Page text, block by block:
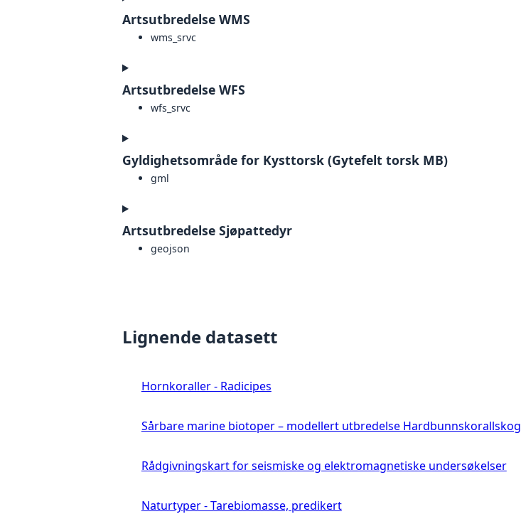
Artsutbredelse WMS
wms_srvc
Artsutbredelse WFS
wfs_srvc
Gyldighetsområde for Kysttorsk (Gytefelt torsk MB)
gml
Artsutbredelse Sjøpattedyr
geojson
Lignende datasett
Hornkoraller - Radicipes
Sårbare marine biotoper – modellert utbredelse Hardbunnskorallskog
Rådgivningskart for seismiske og elektromagnetiske undersøkelser
Naturtyper - Tarebiomasse, predikert